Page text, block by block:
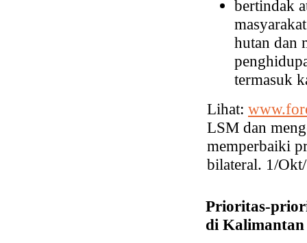
bertindak
hutan dan
termasuk
Lihat:
LSM dan
memperbaiki
bilateral. 1/
Prioritas-
di